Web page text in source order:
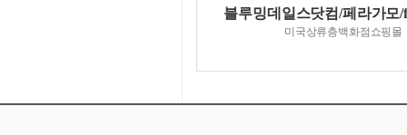
블루밍데일스닷컴/페라가모/
미국상류층백화점쇼핑몰